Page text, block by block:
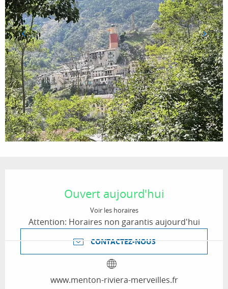
Ouvert aujourd'hui
Voir les horaires
Attention: Horaires non garantis aujourd'hui
CONTACTEZ-NOUS
www.menton-riviera-merveilles.fr